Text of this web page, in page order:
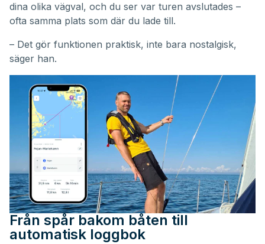
dina olika vägval, och du ser var turen avslutades –
ofta samma plats som där du lade till.
– Det gör funktionen praktisk, inte bara nostalgisk,
säger han.
Från spår bakom båten till
automatisk loggbok